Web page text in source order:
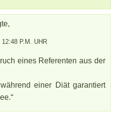
P.M. UHR
eines Referenten aus der
einer Diät garantiert